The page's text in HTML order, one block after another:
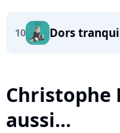
10 Dors
Christophe
aussi...